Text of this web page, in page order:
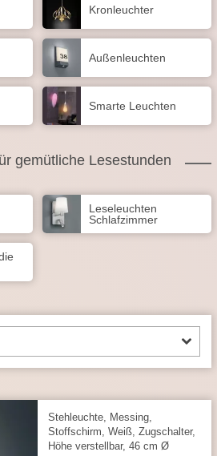
Kronleuchter
Außen­leuchten
Smarte Leuchten
gemütliche Lesestunden
Leseleuchten
Schlafzimmer
Stehleuchte, Messing,
Stoffschirm, Weiß, Zugschalter,
Höhe verstellbar, 46 cm Ø